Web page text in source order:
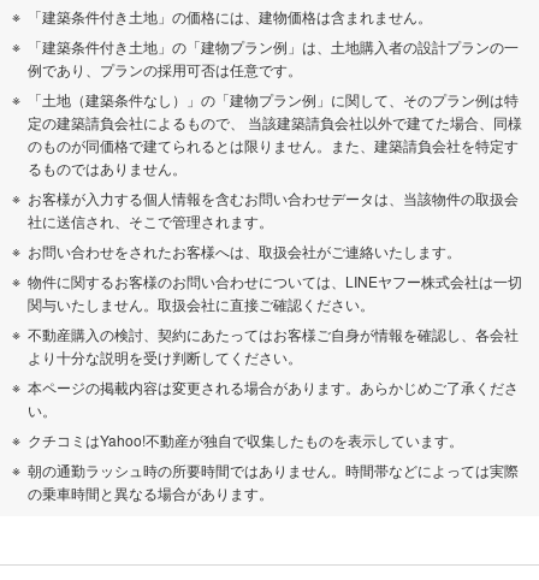
「建築条件付き土地」の価格には、建物価格は含まれません。
「建築条件付き土地」の「建物プラン例」は、土地購入者の設計プランの一
例であり、プランの採用可否は任意です。
「土地（建築条件なし）」の「建物プラン例」に関して、そのプラン例は特
定の建築請負会社によるもので、 当該建築請負会社以外で建てた場合、同様
のものが同価格で建てられるとは限りません。また、建築請負会社を特定す
るものではありません。
お客様が入力する個人情報を含むお問い合わせデータは、当該物件の取扱会
社に送信され、そこで管理されます。
お問い合わせをされたお客様へは、取扱会社がご連絡いたします。
物件に関するお客様のお問い合わせについては、LINEヤフー株式会社は一切
関与いたしません。取扱会社に直接ご確認ください。
不動産購入の検討、契約にあたってはお客様ご自身が情報を確認し、各会社
より十分な説明を受け判断してください。
本ページの掲載内容は変更される場合があります。あらかじめご了承くださ
い。
クチコミはYahoo!不動産が独自で収集したものを表示しています。
朝の通勤ラッシュ時の所要時間ではありません。時間帯などによっては実際
の乗車時間と異なる場合があります。